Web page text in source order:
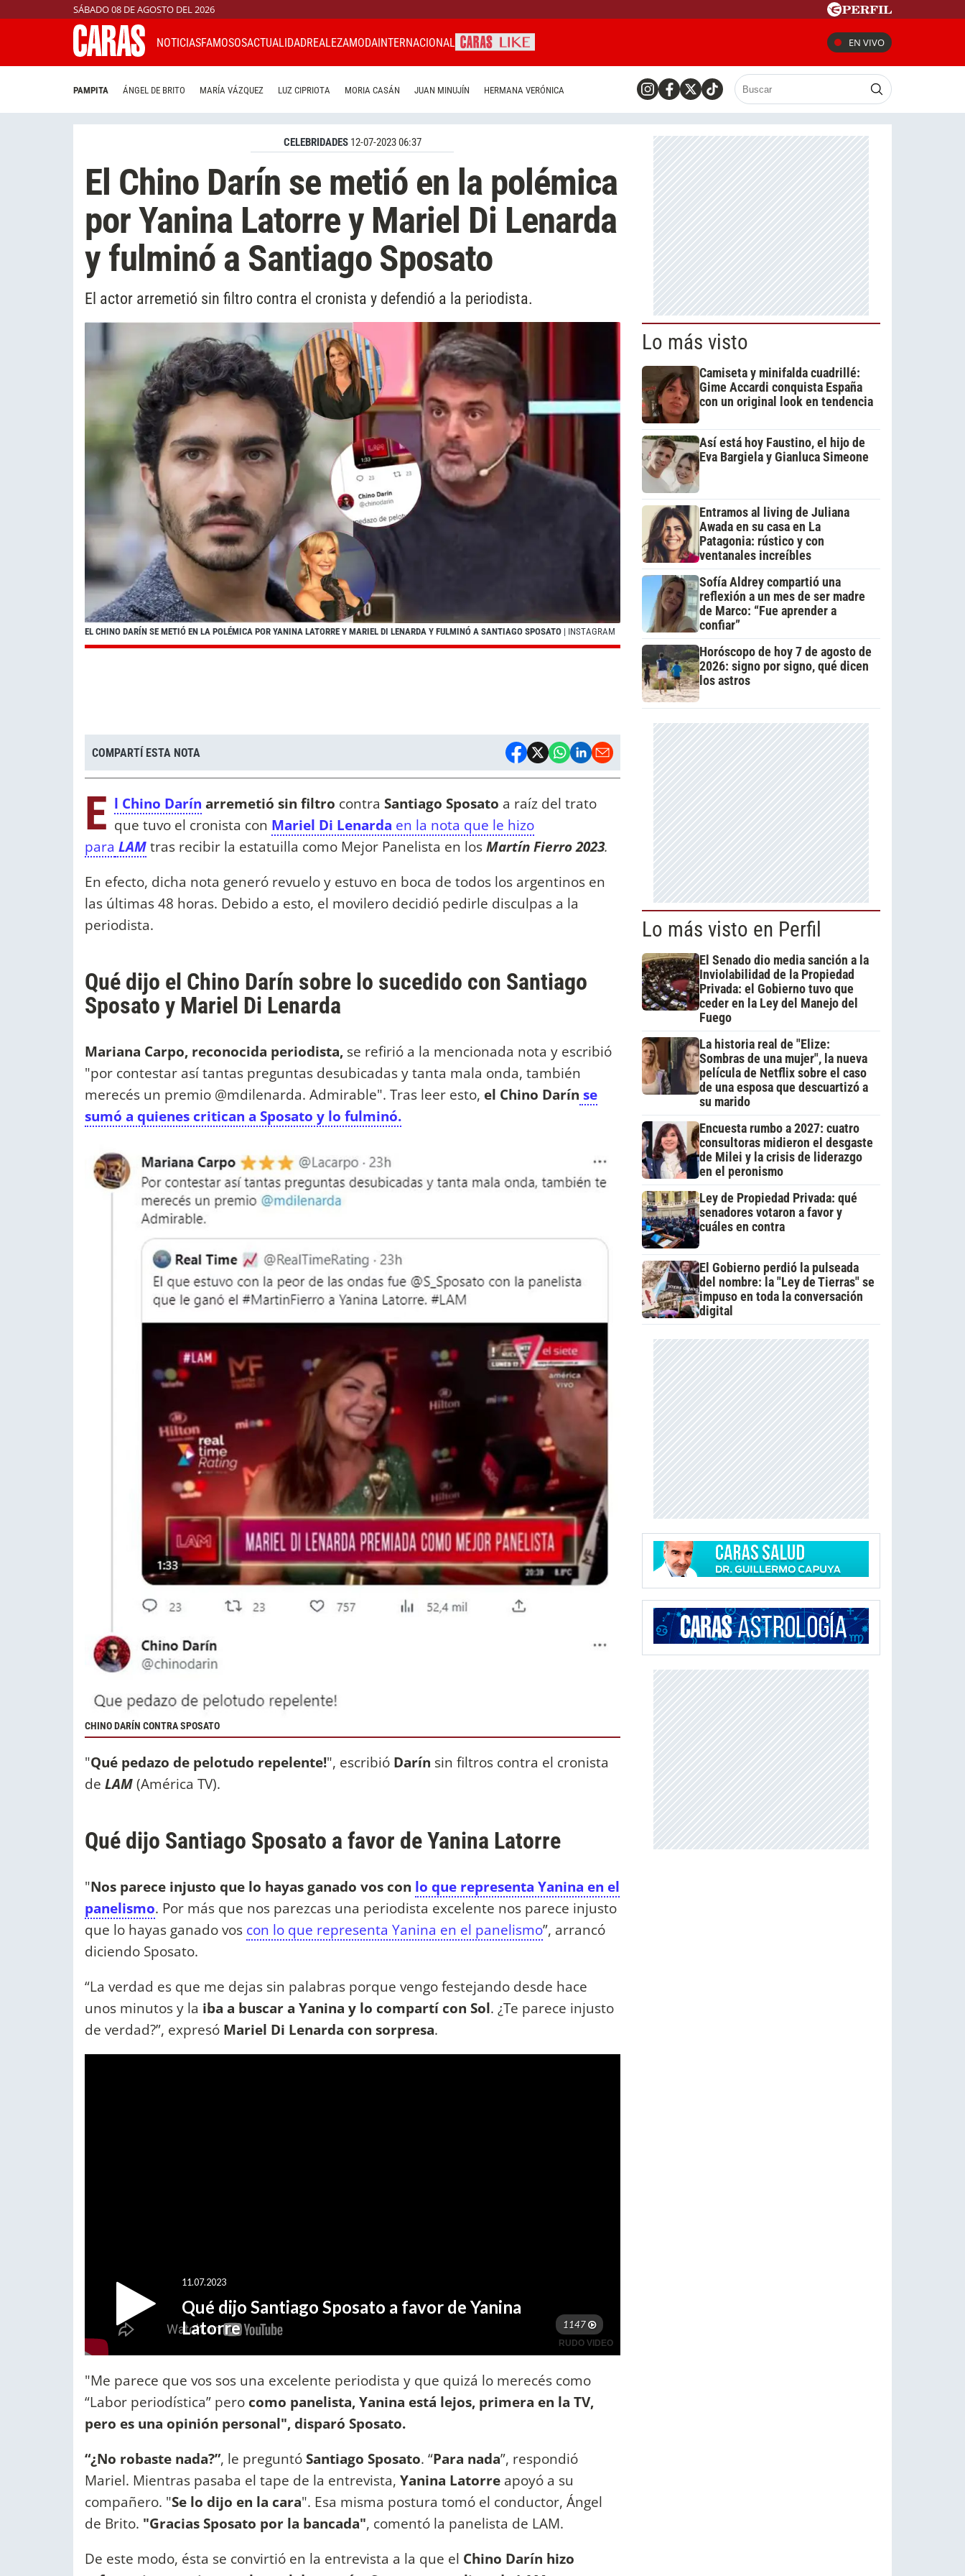
SÁBADO 08 DE AGOSTO DEL 2026
NOTICIASFAMOSOSACTUALIDADREALEZAMODAINTERNACIONAL EN VIVO
PAMPITA ÁNGEL DE BRITO MARÍA VÁZQUEZ LUZ CIPRIOTA MORIA CASÁN JUAN MINUJÍN HERMANA VERÓNICA
CELEBRIDADES 12-07-2023 06:37
El Chino Darín se metió en la polémica
por Yanina Latorre y Mariel Di Lenarda
y fulminó a Santiago Sposato
El actor arremetió sin filtro contra el cronista y defendió a la periodista.
EL CHINO DARÍN SE METIÓ EN LA POLÉMICA POR YANINA LATORRE Y MARIEL DI LENARDA Y FULMINÓ A SANTIAGO SPOSATO | INSTAGRAM
COMPARTÍ ESTA NOTA
E l Chino Darín arremetió sin filtro contra Santiago Sposato a raíz del trato
que tuvo el cronista con Mariel Di Lenarda en la nota que le hizo
para LAMtras recibir la estatuilla como Mejor Panelista en losMartín Fierro 2023.
En efecto, dicha nota generó revuelo y estuvo en boca de todos los argentinos en
las últimas 48 horas. Debido a esto, el movilero decidió pedirle disculpas a la
periodista.
Qué dijo el Chino Darín sobre lo sucedido con Santiago
Sposato y Mariel Di Lenarda
Mariana Carpo, reconocida periodista, se refirió a la mencionada nota y escribió
"por contestar así tantas preguntas desubicadas y tanta mala onda, también
merecés un premio @mdilenarda. Admirable". Tras leer esto, el Chino Darín se
sumó a quienes critican a Sposato y lo fulminó.
CHINO DARÍN CONTRA SPOSATO
"Qué pedazo de pelotudo repelente!", escribió Darín sin filtros contra el cronista
de LAM(América TV).
Qué dijo Santiago Sposato a favor de Yanina Latorre
"Nos parece injusto que lo hayas ganado vos con lo que representa Yanina en el
panelismo. Por más que nos parezcas una periodista excelente nos parece injusto
que lo hayas ganado vos con lo que representa Yanina en el panelismo”, arrancó
diciendo Sposato.
“La verdad es que me dejas sin palabras porque vengo festejando desde hace
unos minutos y la iba a buscar a Yanina y lo compartí con Sol. ¿Te parece injusto
de verdad?”, expresó Mariel Di Lenarda con sorpresa.
"Me parece que vos sos una excelente periodista y que quizá lo merecés como
“Labor periodística” pero como panelista, Yanina está lejos, primera en la TV,
pero es una opinión personal", disparó Sposato.
“¿No robaste nada?”, le preguntóSantiago Sposato. “Para nada”, respondió
Mariel. Mientras pasaba el tape de la entrevista, Yanina Latorre apoyó a su
compañero. "Se lo dijo en la cara". Esa misma postura tomó el conductor, Ángel
de Brito. "Gracias Sposato por la bancada", comentó la panelista de LAM.
De este modo, ésta se convirtió en la entrevista a la que el Chino Darín hizo
Lo más visto
Camiseta y minifalda cuadrillé:
Gime Accardi conquista España
con un original look en tendencia
Así está hoy Faustino, el hijo de
Eva Bargiela y Gianluca Simeone
Entramos al living de Juliana
Awada en su casa en La
Patagonia: rústico y con
ventanales increíbles
Sofía Aldrey compartió una
reflexión a un mes de ser madre
de Marco: “Fue aprender a
confiar”
Horóscopo de hoy 7 de agosto de
2026: signo por signo, qué dicen
los astros
Lo más visto en Perfil
El Senado dio media sanción a la
Inviolabilidad de la Propiedad
Privada: el Gobierno tuvo que
ceder en la Ley del Manejo del
Fuego
La historia real de "Elize:
Sombras de una mujer", la nueva
película de Netflix sobre el caso
de una esposa que descuartizó a
su marido
Encuesta rumbo a 2027: cuatro
consultoras midieron el desgaste
de Milei y la crisis de liderazgo
en el peronismo
Ley de Propiedad Privada: qué
senadores votaron a favor y
cuáles en contra
El Gobierno perdió la pulseada
del nombre: la "Ley de Tierras" se
impuso en toda la conversación
digital